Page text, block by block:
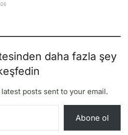
daha fazla şey
posts sent to your email.
Abone ol